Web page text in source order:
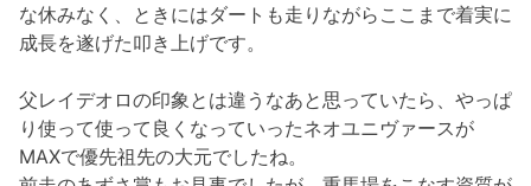
な休みなく、ときにはダートも走りながらここまで着実に
成長を遂げた叩き上げです。
父レイデオロの印象とは違うなあと思っていたら、やっぱ
り使って使って良くなっていったネオユニヴァースが
MAXで優先祖先の大元でしたね。